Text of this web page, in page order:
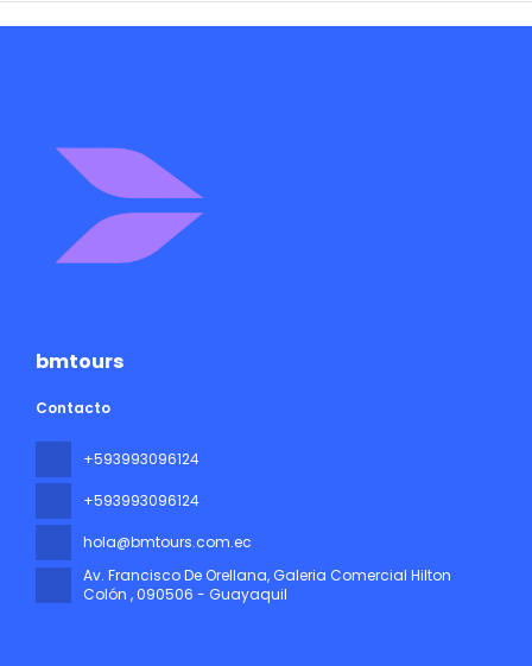
bmtours
Contacto
+593993096124
+593993096124
hola@bmtours.com.ec
Av. Francisco De Orellana, Galeria Comercial Hilton
Colón , 090506 - Guayaquil